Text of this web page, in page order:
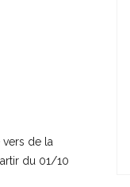
de la
du 01/10